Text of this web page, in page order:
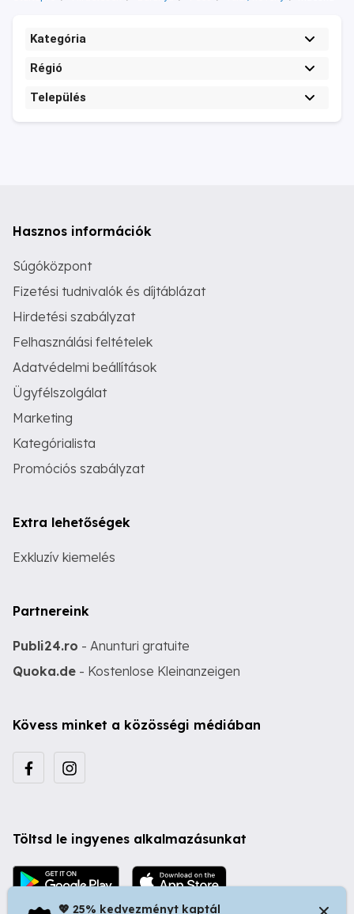
Kategória
Régió
Település
Hasznos információk
Súgóközpont
Fizetési tudnivalók és díjtáblázat
Hirdetési szabályzat
Felhasználási feltételek
Adatvédelmi beállítások
Ügyfélszolgálat
Marketing
Kategórialista
Promóciós szabályzat
Extra lehetőségek
Exkluzív kiemelés
Partnereink
Publi24.ro - Anunturi gratuite
Quoka.de - Kostenlose Kleinanzeigen
Kövess minket a közösségi médiában
Töltsd le ingyenes alkalmazásunkat
💖 25% kedvezményt kaptál